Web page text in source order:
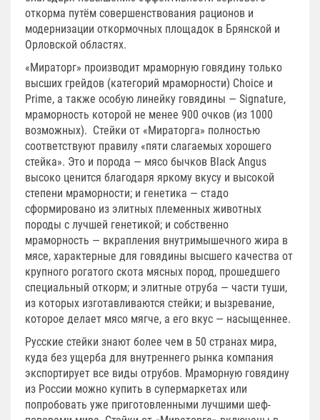
откорма путём совершенствования рационов и
модернизации откормочных площадок в Брянской и
Орловской областях.
«Мираторг» производит мраморную говядину только
высших грейдов (категорий мраморности) Choice и
Prime, а также особую линейку говядины — Signature,
мраморность которой не менее 900 очков (из 1000
возможных). Стейки от «Мираторга» полностью
соответствуют правилу «пяти слагаемых хорошего
стейка». Это и порода — мясо бычков Black Angus
высоко ценится благодаря яркому вкусу и высокой
степени мраморности; и генетика — стадо
сформировано из элитных племенных животных
породы с лучшей генетикой; и собственно
мраморность — вкрапления внутримышечного жира в
мясе, характерные для говядины высшего качества от
крупного рогатого скота мясных пород, прошедшего
специальный откорм; и элитные отруба — части туши,
из которых изготавливаются стейки; и вызревание,
которое делает мясо мягче, а его вкус — насыщеннее.
Русские стейки знают более чем в 50 странах мира,
куда без ущерба для внутреннего рынка компания
экспортирует все виды отрубов. Мраморную говядину
из России можно купить в супермаркетах или
попробовать уже приготовленными лучшими шеф-